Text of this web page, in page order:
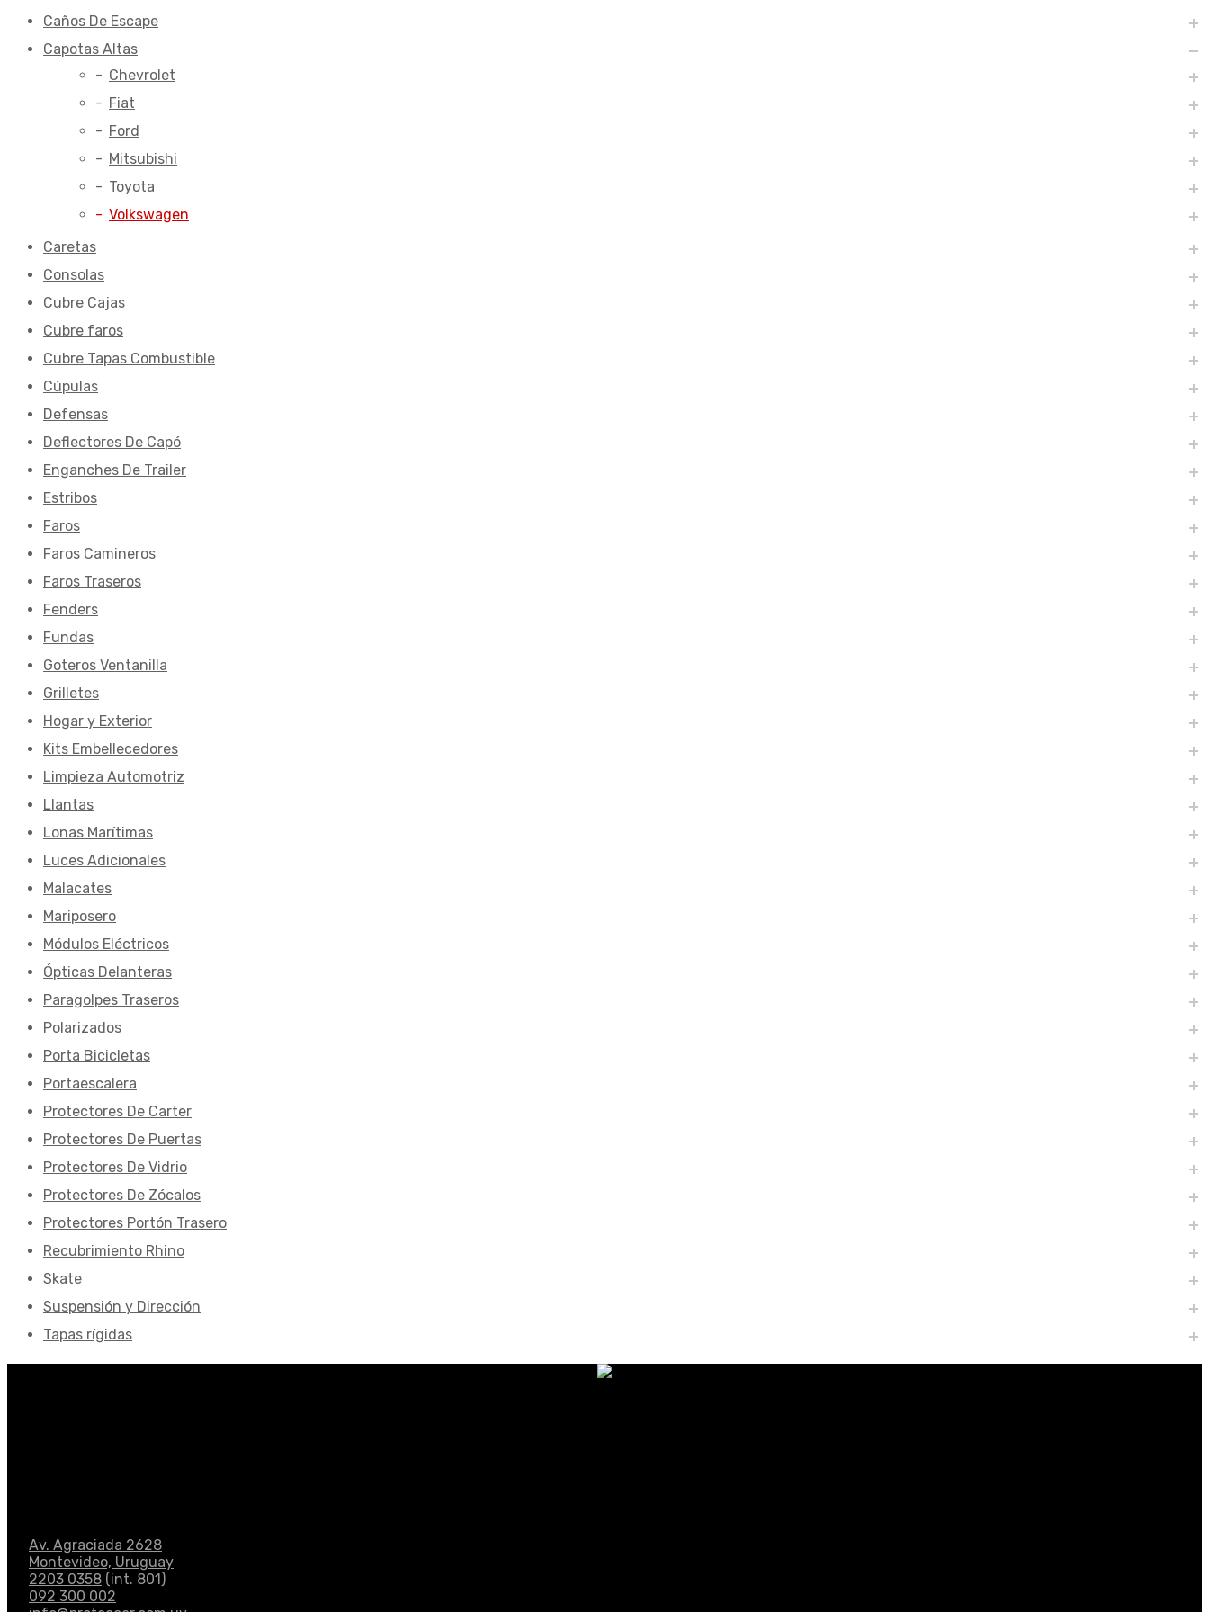
Caños De Escape
Capotas Altas
Chevrolet
Fiat
Ford
Mitsubishi
Toyota
Volkswagen
Caretas
Consolas
Cubre Cajas
Cubre faros
Cubre Tapas Combustible
Cúpulas
Defensas
Deflectores De Capó
Enganches De Trailer
Estribos
Faros
Faros Camineros
Faros Traseros
Fenders
Fundas
Goteros Ventanilla
Grilletes
Hogar y Exterior
Kits Embellecedores
Limpieza Automotriz
Llantas
Lonas Marítimas
Luces Adicionales
Malacates
Mariposero
Módulos Eléctricos
Ópticas Delanteras
Paragolpes Traseros
Polarizados
Porta Bicicletas
Portaescalera
Protectores De Carter
Protectores De Puertas
Protectores De Vidrio
Protectores De Zócalos
Protectores Portón Trasero
Recubrimiento Rhino
Skate
Suspensión y Dirección
Tapas rígidas
Av. Agraciada 2628
Montevideo, Uruguay
2203 0358 (int. 801)
092 300 002